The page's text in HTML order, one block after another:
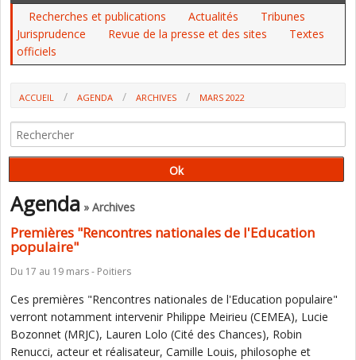
Recherches et publications Actualités
Tribunes
Jurisprudence
Revue de la presse et des sites
Textes
officiels
ACCUEIL AGENDA ARCHIVES MARS 2022
Agenda » Archives
Premières "Rencontres nationales de l'Education
populaire"
Du 17 au 19 mars - Poitiers
Ces premières "Rencontres nationales de l'Education populaire"
verront notamment intervenir Philippe Meirieu (CEMEA), Lucie
Bozonnet (MRJC), Lauren Lolo (Cité des Chances), Robin
Renucci, acteur et réalisateur, Camille Louis, philosophe et